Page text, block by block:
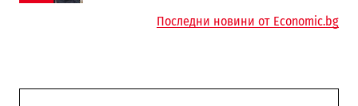
Последни новини от Economic.bg